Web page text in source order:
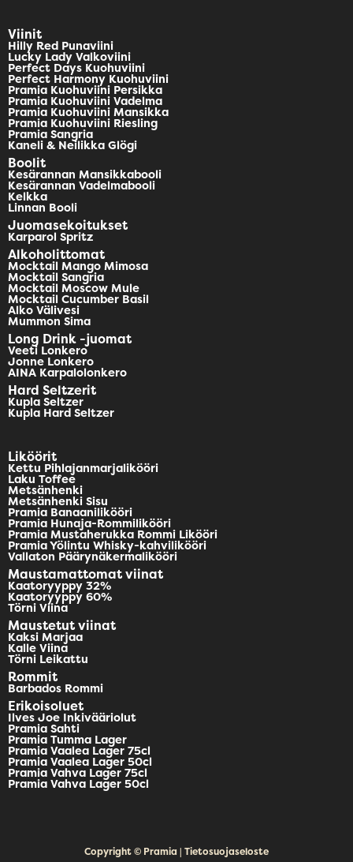
Viinit
Hilly Red Punaviini
Lucky Lady Valkoviini
Perfect Days Kuohuviini
Perfect Harmony Kuohuviini
Pramia Kuohuviini Persikka
Pramia Kuohuviini Vadelma
Pramia Kuohuviini Mansikka
Pramia Kuohuviini Riesling
Pramia Sangria
Kaneli & Neilikka Glögi
Boolit
Kesärannan Mansikkabooli
Kesärannan Vadelmabooli
Kelkka
Linnan Booli
Juomasekoitukset
Karparol Spritz
Alkoholittomat
Mocktail Mango Mimosa
Mocktail Sangria
Mocktail Moscow Mule
Mocktail Cucumber Basil
Alko Välivesi
Mummon Sima
Long Drink -juomat
Veeti Lonkero
Jonne Lonkero
AINA Karpalolonkero
Hard Seltzerit
Kupla Seltzer
Kupla Hard Seltzer
Liköörit
Kettu Pihlajanmarjalikööri
Laku Toffee
Metsänhenki
Metsänhenki Sisu
Pramia Banaanilikööri
Pramia Hunaja-Rommilikööri
Pramia Mustaherukka Rommi Likööri
Pramia Yölintu Whisky-kahvilikööri
Vallaton Päärynäkermalikööri
Maustamattomat viinat
Kaatoryyppy 32%
Kaatoryyppy 60%
Törni Viina
Maustetut viinat
Kaksi Marjaa
Kalle Viina
Törni Leikattu
Rommit
Barbados Rommi
Erikoisoluet
Ilves Joe Inkivääriolut
Pramia Sahti
Pramia Tumma Lager
Pramia Vaalea Lager 75cl
Pramia Vaalea Lager 50cl
Pramia Vahva Lager 75cl
Pramia Vahva Lager 50cl
Copyright © Pramia | Tietosuojaseloste